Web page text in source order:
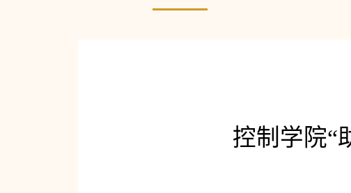
控制学院“